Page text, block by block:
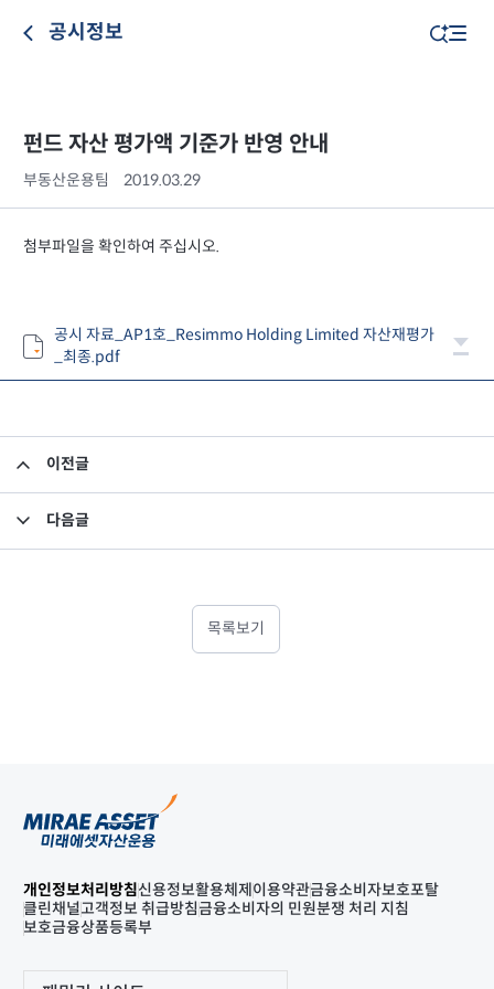
공시정보
펀드 자산 평가액 기준가 반영 안내
부동산운용팀 2019.03.29
첨부파일을 확인하여 주십시오.
공시 자료_AP1호_Resimmo Holding Limited 자산재평가
_최종.pdf
이전글
다음글
목록보기
개인정보처리방침신용정보활용체제 이용약관금융소비자보호포탈
클린채널고객정보 취급방침금융소비자의 민원분쟁 처리 지침
보호금융상품등록부